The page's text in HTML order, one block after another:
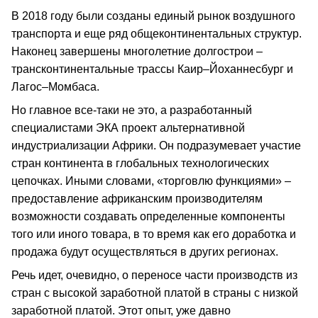
В 2018 году были созданы единый рынок воздушного
транспорта и еще ряд общеконтинентальных структур.
Наконец завершены многолетние долгострои –
трансконтинентальные трассы Каир–Йоханнесбург и
Лагос–Момбаса.
Но главное все-таки не это, а разработанный
специалистами ЭКА проект альтернативной
индустриализации Африки. Он подразумевает участие
стран континента в глобальных технологических
цепочках. Иными словами, «торговлю функциями» –
предоставление африканским производителям
возможности создавать определенные компоненты
того или иного товара, в то время как его доработка и
продажа будут осуществляться в других регионах.
Речь идет, очевидно, о переносе части производств из
стран с высокой заработной платой в страны с низкой
заработной платой. Этот опыт, уже давно